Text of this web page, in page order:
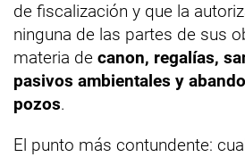
de fiscalización y que la
ninguna de las partes de sus
materia de canon, regalías,
pasivos ambientales y
pozos.
El punto más contundente: